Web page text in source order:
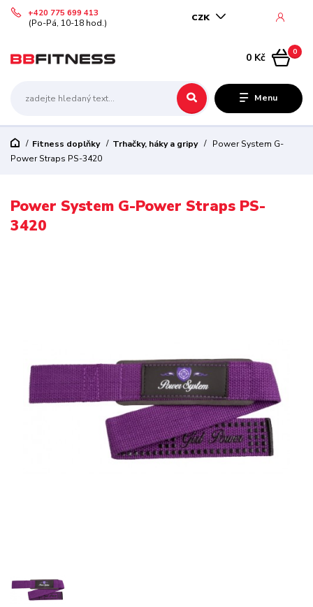
Menu
CZK
+420 775 699 413
(Po-Pá, 10-18 hod.)
0
0 Kč
Fitness doplňky Trhačky, háky a gripy
Power System G-
Power Straps PS-3420
Power System G-Power Straps PS-
3420